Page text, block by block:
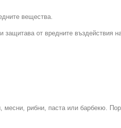
вещества.
от вредните въздействия
месни, рибни, паста или барбекю.